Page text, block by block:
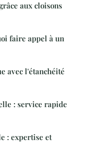
aux cloisons
faire appel à un
avec l'étanchéité
: service rapide
: expertise et